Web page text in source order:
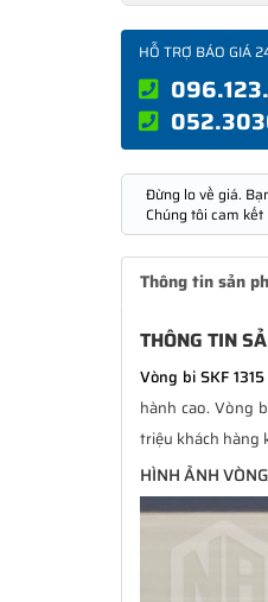
HỖ TRỢ BÁO GIÁ
Đừng lo về giá.
Chúng tôi cam
Thông tin sản
THÔNG TIN
Vòng bi SKF 1315
hành cao. Vòng
triệu khách hàng
HÌNH ẢNH